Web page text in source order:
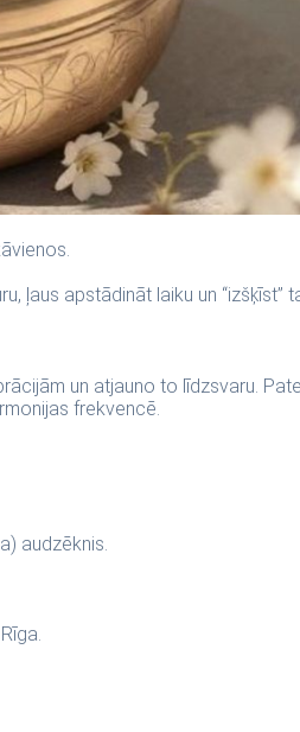
apstādināt laiku un
un atjauno to līdzsvaru.
frekvencē.
audzēknis.